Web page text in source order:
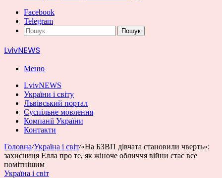
Facebook
Telegram
Пошук
LvivNEWS
Меню
LvivNEWS
України і світу
Львівський портал
Суспільне мовлення
Компанії України
Контакти
Головна/Україна і світ/«На БЗВП дівчата становили чверть»:
захисниця Елла про те, як жіноче обличчя війни стає все
помітнішим
Україна і світ